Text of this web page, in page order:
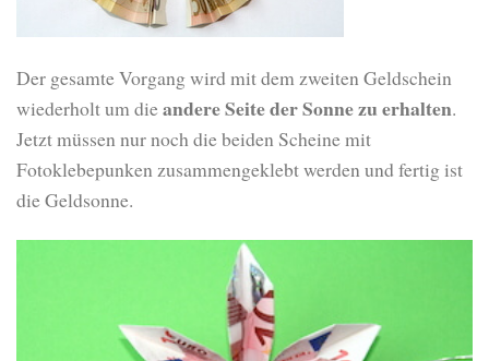
Der gesamte Vorgang wird mit dem zweiten Geldschein
wiederholt um dieandere Seite der Sonne zu erhalten.
Jetzt müssen nur noch die beiden Scheine mit
Fotoklebepunken zusammengeklebt werden und fertig ist
die Geldsonne.